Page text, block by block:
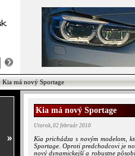
Kia má nový Sportage
Kia má nový Sportage
Utorok, 02 február 2010
Kia prichádza s novým modelom,
Sportage. Oproti predchodcovi je
nový dynamickejší a robustne